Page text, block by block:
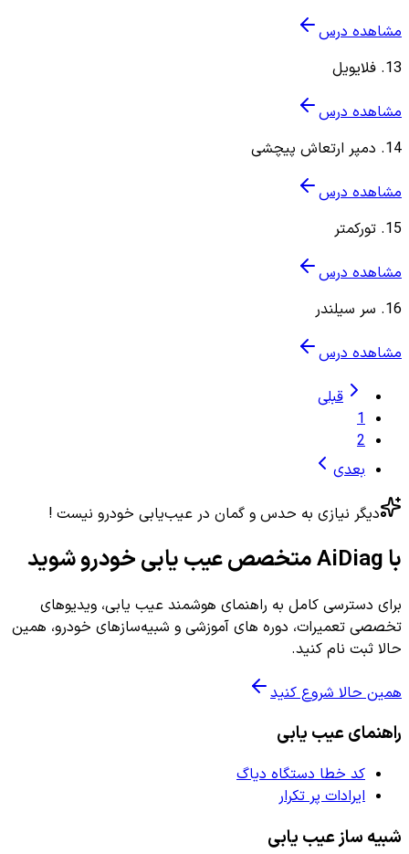
مشاهده درس
13
. فلایویل
مشاهده درس
14
. دمپر ارتعاش پیچشی
مشاهده درس
15
. تورکمتر
مشاهده درس
16
. سر سیلندر
مشاهده درس
قبلی
1
2
بعدی
دیگر نیازی به حدس و گمان در عیب‌یابی خودرو نیست !
با AiDiag متخصص عیب یابی خودرو شوید
برای دسترسی کامل به راهنمای هوشمند عیب یابی، ویدیوهای
تخصصی تعمیرات، دوره های آموزشی و شبیه‌سازهای خودرو، همین
حالا ثبت نام کنید.
همین حالا شروع کنید
راهنمای عیب یابی
کد خطا دستگاه دیاگ
ایرادات پر تکرار
شبیه ساز عیب یابی